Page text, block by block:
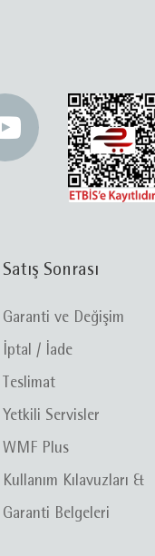
Satış Sonrası
Garanti ve Değişim
İptal / İade
Teslimat
Yetkili Servisler
WMF Plus
Kullanım Kılavuzları &
Garanti Belgeleri